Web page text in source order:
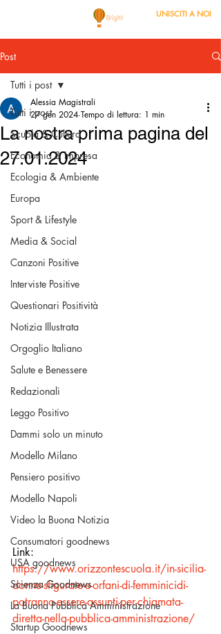
UNISCITI A NOI
Post
Tutti i post
Scuola & Cultura
Economia & Impresa
Ecologia & Ambiente
Europa
Sport & Lifestyle
Media & Social
Canzoni Positive
Interviste Positive
Questionari Positività
Notizia Illustrata
Orgoglio Italiano
Salute e Benessere
Redazionali
Leggo Positivo
Dammi solo un minuto
Modello Milano
Pensiero positivo
Modello Napoli
Video la Buona Notizia
Consumatori goodnews
USA goodnews
Scienza Goodnews
La Buona Pubblica Amministrazione
Startup Goodnews
Tutti i post
La nostra prima pagina del
27.01.2024
Alessia Magistrali
27 gen 2024 Tempo di lettura: 1 min
Link:
https://www.orizzontescuola.it/in-sicilia-
donne-sfigurate-e-orfani-di-femminicidi-
potranno-essere-assunti-per-chiamata-
diretta-nella-pubblica-amministrazione/